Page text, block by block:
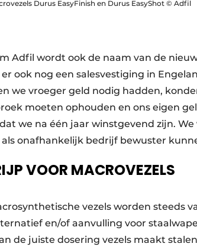
Durus EasyFinish en Durus EasyShot © Adfil
Adfil wordt ook de naam van de
ook nog een salesvestiging in
we vroeger geld nodig hadden,
moeten ophouden en ons eigen
we na één jaar winstgevend zijn.
onafhankelijk bedrijf bewuster
VOOR MACROVEZELS
vezels worden steeds
en/of aanvulling voor
de juiste dosering vezels maakt